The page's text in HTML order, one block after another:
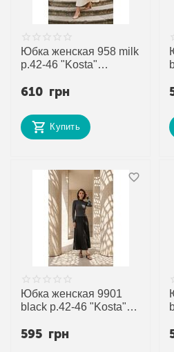
Юбка женская 958 milk
р.42-46 "Kosta"
прямого поставщика
610 грн
Купить
Юбка женская 9901
black р.42-46 "Kosta"
прямого поставщика
595 грн